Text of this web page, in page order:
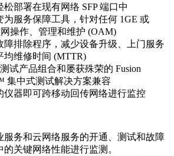
部署在现有网络 SFP 端口中
为服务保障工具，针对任何 1GE 或
操作、管理和维护 (OAM)
障排除程序，减少设备升级、上门服务
均维修时间 (MTTR)
试产品组合和屡获殊荣的 Fusion
集中式测试解决方案兼容
仪器即可跨移动回传网络进行监控
服务和云网络服务的开通、测试和故障
关键网络性能进行监测。